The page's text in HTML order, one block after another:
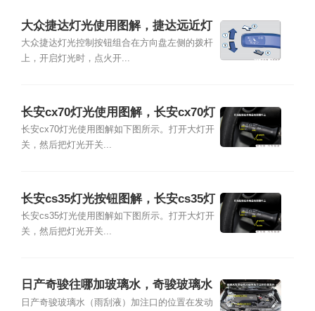
大众捷达灯光使用图解，捷达远近灯
光图解
大众捷达灯光控制按钮组合在方向盘左侧的拨杆
上，开启灯光时，点火开...
长安cx70灯光使用图解，长安cx70灯
光按键图解
长安cx70灯光使用图解如下图所示。打开大灯开
关，然后把灯光开关...
长安cs35灯光按钮图解，长安cs35灯
光使用图解
长安cs35灯光使用图解如下图所示。打开大灯开
关，然后把灯光开关...
日产奇骏往哪加玻璃水，奇骏玻璃水
箱加水图解
日产奇骏玻璃水（雨刮液）加注口的位置在发动